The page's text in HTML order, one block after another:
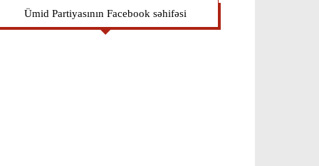
Ümid Partiyasının Facebook səhifəsi